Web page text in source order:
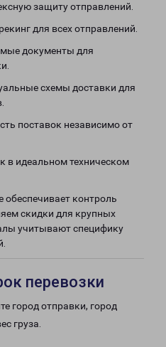
защиту отправлений.
для всех отправлений.
документы для
схемы доставки для
поставок независимо от
идеальном техническом
обеспечивает контроль
скидки для крупных
учитывают специфику
перевозки
город отправки, город
груза.